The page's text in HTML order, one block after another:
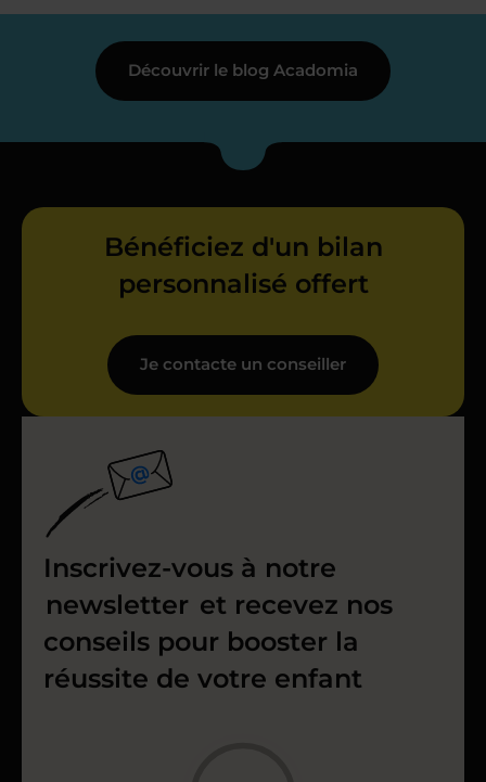
Découvrir le blog Acadomia
Bénéficiez d'un bilan
personnalisé offert
Je contacte un conseiller
Inscrivez-vous à notre
newsletter et recevez nos
conseils pour booster la
réussite de votre enfant